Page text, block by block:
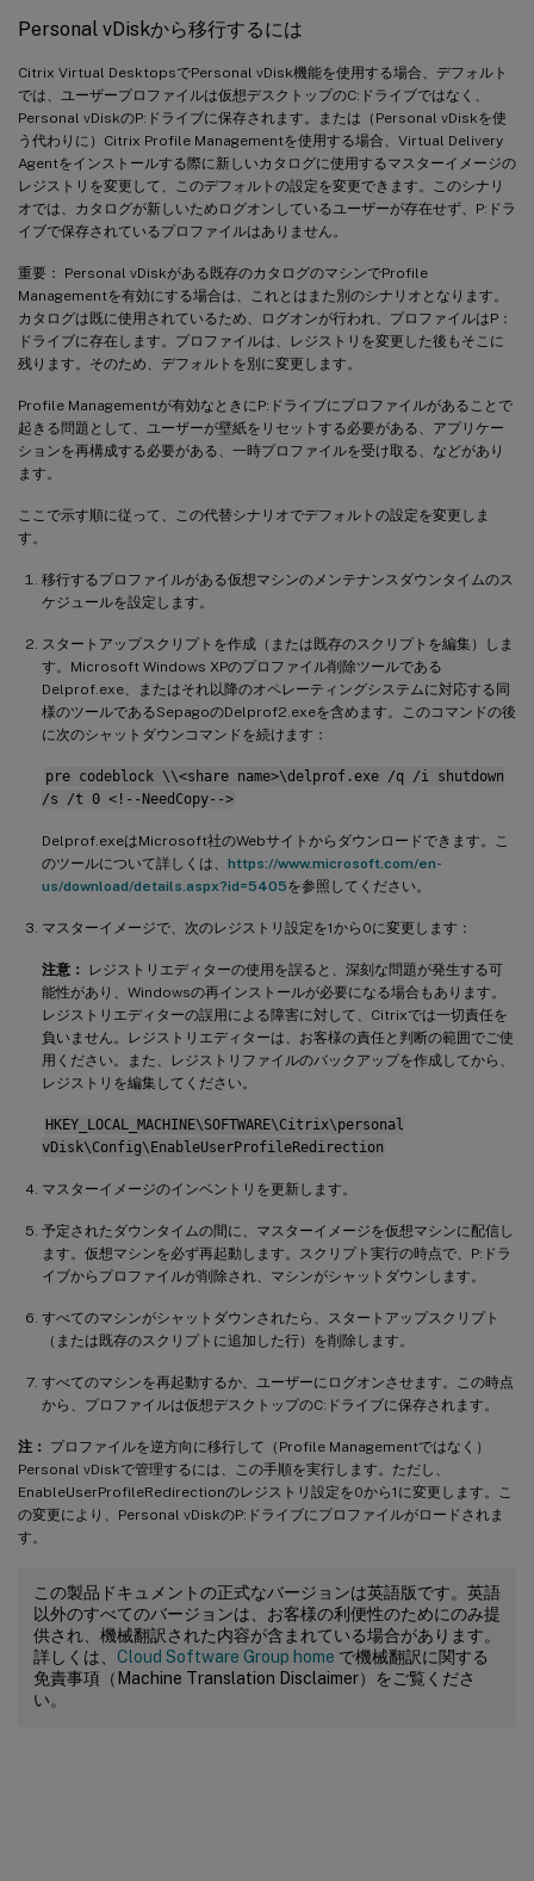
Personal vDiskから移行するには
Citrix Virtual DesktopsでPersonal vDisk機能を使用する場合、デフォルト
では、ユーザープロファイルは仮想デスクトップのC:ドライブではなく、
Personal vDiskのP:ドライブに保存されます。または（Personal vDiskを使
う代わりに）Citrix Profile Managementを使用する場合、Virtual Delivery
Agentをインストールする際に新しいカタログに使用するマスターイメージの
レジストリを変更して、このデフォルトの設定を変更できます。このシナリ
オでは、カタログが新しいためログオンしているユーザーが存在せず、P:ドラ
イブで保存されているプロファイルはありません。
重要： Personal vDiskがある既存のカタログのマシンでProfile
Managementを有効にする場合は、これとはまた別のシナリオとなります。
カタログは既に使用されているため、ログオンが行われ、プロファイルはP：
ドライブに存在します。プロファイルは、レジストリを変更した後もそこに
残ります。そのため、デフォルトを別に変更します。
Profile Managementが有効なときにP:ドライブにプロファイルがあることで
起きる問題として、ユーザーが壁紙をリセットする必要がある、アプリケー
ションを再構成する必要がある、一時プロファイルを受け取る、などがあり
ます。
ここで示す順に従って、この代替シナリオでデフォルトの設定を変更しま
す。
移行するプロファイルがある仮想マシンのメンテナンスダウンタイムのス
ケジュールを設定します。
スタートアップスクリプトを作成（または既存のスクリプトを編集）しま
す。Microsoft Windows XPのプロファイル削除ツールである
Delprof.exe、またはそれ以降のオペレーティングシステムに対応する同
様のツールであるSepagoのDelprof2.exeを含めます。このコマンドの後
に次のシャットダウンコマンドを続けます：
pre codeblock \\<share name>\delprof.exe /q /i shutdown
/s /t 0 <!--NeedCopy-->
Delprof.exeはMicrosoft社のWebサイトからダウンロードできます。こ
のツールについて詳しくは、 https://www.microsoft.com/en-
us/download/details.aspx?id=5405を参照してください。
マスターイメージで、次のレジストリ設定を1から0に変更します：
注意：
レジストリエディターの使用を誤ると、深刻な問題が発生する可
能性があり、Windowsの再インストールが必要になる場合もあります。
レジストリエディターの誤用による障害に対して、Citrixでは一切責任を
負いません。レジストリエディターは、お客様の責任と判断の範囲でご使
用ください。また、レジストリファイルのバックアップを作成してから、
レジストリを編集してください。
HKEY_LOCAL_MACHINE\SOFTWARE\Citrix\personal
vDisk\Config\EnableUserProfileRedirection
マスターイメージのインベントリを更新します。
予定されたダウンタイムの間に、マスターイメージを仮想マシンに配信し
ます。仮想マシンを必ず再起動します。スクリプト実行の時点で、P:ドラ
イブからプロファイルが削除され、マシンがシャットダウンします。
すべてのマシンがシャットダウンされたら、スタートアップスクリプト
（または既存のスクリプトに追加した行）を削除します。
すべてのマシンを再起動するか、ユーザーにログオンさせます。この時点
から、プロファイルは仮想デスクトップのC:ドライブに保存されます。
注：
プロファイルを逆方向に移行して（Profile Managementではなく）
Personal vDiskで管理するには、この手順を実行します。ただし、
EnableUserProfileRedirectionのレジストリ設定を0から1に変更します。こ
の変更により、Personal vDiskのP:ドライブにプロファイルがロードされま
す。
この製品ドキュメントの正式なバージョンは英語版です。英語
以外のすべてのバージョンは、お客様の利便性のためにのみ提
供され、機械翻訳された内容が含まれている場合があります。
詳しくは、 Cloud Software Group home で機械翻訳に関する
免責事項（Machine Translation Disclaimer）をご覧くださ
い。